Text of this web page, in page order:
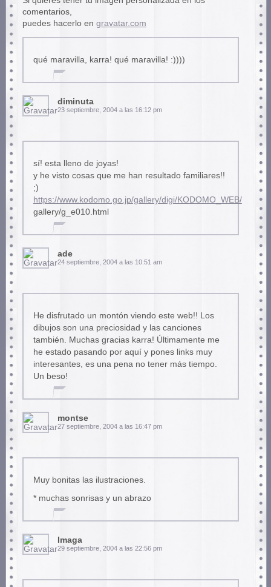
comentarios,
puedes hacerlo en gravatar.com
qué maravilla, karra! qué maravilla! :))))
diminuta
23 septiembre, 2004 a las 16:12 pm
sí! esta lleno de joyas!
y he visto cosas que me han resultado familiares!!
;)
https://www.kodomo.go.jp/gallery/digi/KODOMO_WEB/
gallery/g_e010.html
ade
24 septiembre, 2004 a las 10:51 am
He disfrutado un montón viendo este web!! Los
dibujos son una preciosidad y las canciones
también. Muchas gracias karra! Últimamente me
he estado pasando por aquí y pones links muy
interesantes, es una pena no tener más tiempo.
Un beso!
montse
27 septiembre, 2004 a las 16:47 pm
Muy bonitas las ilustraciones.
* muchas sonrisas y un abrazo
Imaga
29 septiembre, 2004 a las 22:56 pm